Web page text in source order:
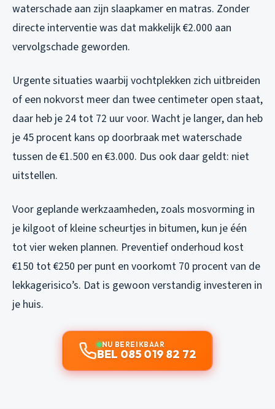
waterschade aan zijn slaapkamer en matras. Zonder
directe interventie was dat makkelijk €2.000 aan
vervolgschade geworden.
Urgente situaties waarbij vochtplekken zich uitbreiden
of een nokvorst meer dan twee centimeter open staat,
daar heb je 24 tot 72 uur voor. Wacht je langer, dan heb
je 45 procent kans op doorbraak met waterschade
tussen de €1.500 en €3.000. Dus ook daar geldt: niet
uitstellen.
Voor geplande werkzaamheden, zoals mosvorming in
je kilgoot of kleine scheurtjes in bitumen, kun je één
tot vier weken plannen. Preventief onderhoud kost
€150 tot €250 per punt en voorkomt 70 procent van de
lekkagerisico’s. Dat is gewoon verstandig investeren in
je huis.
NU BEREIKBAAR
BEL 085 019 82 72